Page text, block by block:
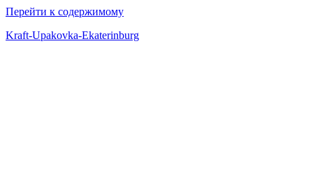
Перейти к содержимому
Kraft-Upakovka-Ekaterinburg